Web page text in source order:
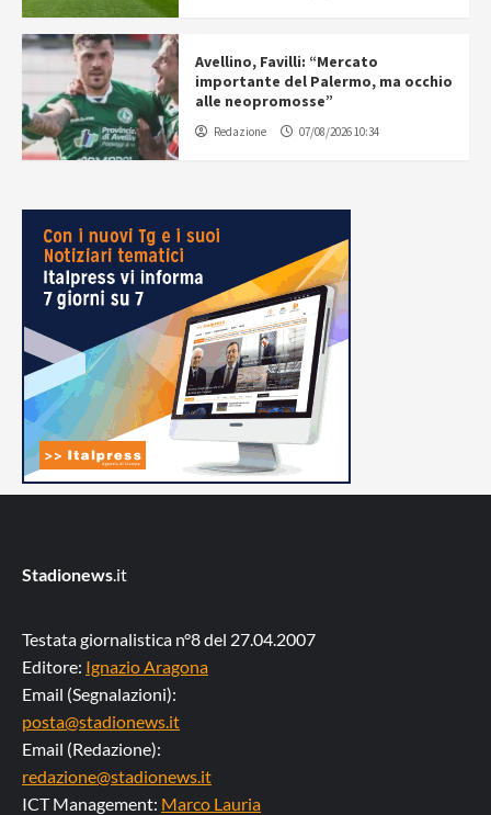
Avellino, Favilli: “Mercato
importante del Palermo, ma occhio
alle neopromosse”
Redazione 07/08/2026 10:34
Stadionews.it
Testata giornalistica n°8 del 27.04.2007
Editore: Ignazio Aragona
Email (Segnalazioni):
posta@stadionews.it
Email (Redazione):
redazione@stadionews.it
ICT Management: Marco Lauria